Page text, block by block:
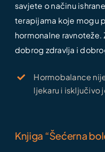
savjete o načinu
terapijama koje mogu
hormonalne
dobrog zdravlja i
Hormobalance
ljekaru i isključivo
Knjiga “Šećerna